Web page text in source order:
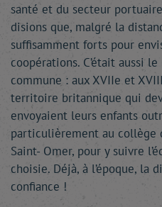
santé et du secteur
disions que, malgré la
suffisamment forts pour
coopérations. C’était aussi
commune : aux XVIIe et
territoire britannique qui
envoyaient leurs enfants
particulièrement au collège
Saint- Omer, pour y suivre
choisie. Déjà, à l’époque, la
confiance !